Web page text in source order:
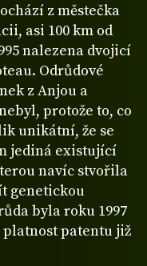
z městečka
asi 100 km od
nalezena dvojicí
Odrůdové
z Anjou a
protože to, co
unikátní, že se
jediná existující
navíc stvořila
genetickou
byla roku 1997
platnost patentu již